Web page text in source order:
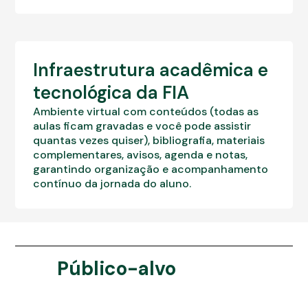
Infraestrutura acadêmica e
tecnológica da FIA
Ambiente virtual com conteúdos (todas as
aulas ficam gravadas e você pode assistir
quantas vezes quiser), bibliografia, materiais
complementares, avisos, agenda e notas,
garantindo organização e acompanhamento
contínuo da jornada do aluno.
Público-alvo